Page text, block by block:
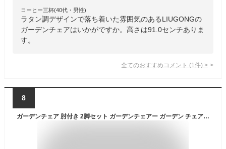
コーヒー三杯(40代・男性)
ラタン調デザインで落ち着いた雰囲気のあるLIUGONGの
ガーデンチェアはいかがですか。高さは91.0センチありま
す。
全てのおすすめコメント (1 件) >
8
ガーデンチェア 肘付き 2脚セット ガーデンチェアー ガーデン チェア チェアー イス 椅子 いす ガーデン ガーデンファニチャー リゾート 庭 屋外 野外 イタリア製 アウトドア カフェ アジアン モダン シンプル スクエア ブラック グレー ホワイト 人気 strsr